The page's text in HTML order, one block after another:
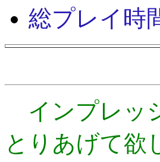
総プレイ時
インプレッ
とりあげて欲